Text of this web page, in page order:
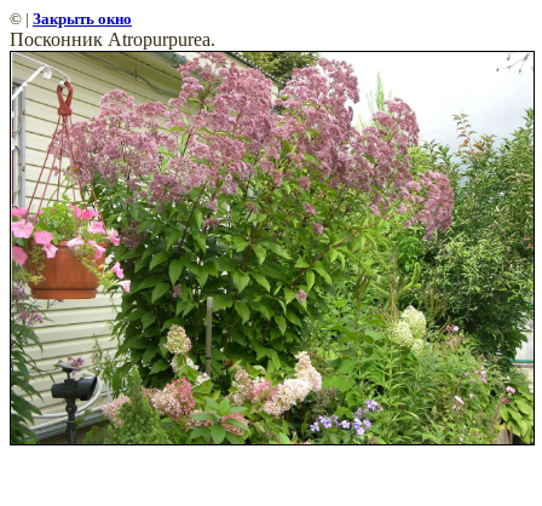
© | Закрыть окно
Посконник Atropurpurea.